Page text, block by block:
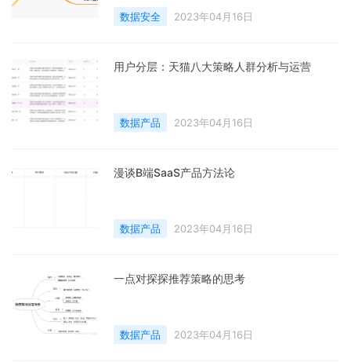
数据安全 2023年04月16日
用户分层：天猫八大策略人群分析与运营
数据产品 2023年04月16日
漫谈B端SaaS产品方法论
数据产品 2023年04月16日
一点对探探推荐策略的思考
数据产品 2023年04月16日